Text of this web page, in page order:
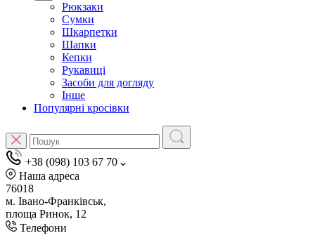
Рюкзаки
Сумки
Шкарпетки
Шапки
Кепки
Рукавиці
Засоби для догляду
Інше
Популярні кросівки
+38 (098) 103 67 70
Наша адреса
76018
м. Івано-Франківськ,
площа Ринок, 12
Телефони